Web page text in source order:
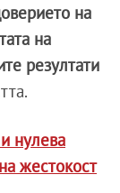
на
на
резултати
нулева
жестокост